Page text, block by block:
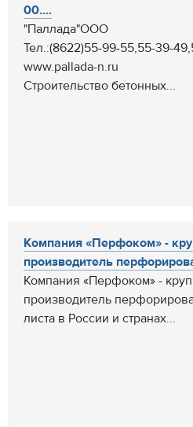
00....
"Паллада"ООО
Тел.:(8622)55-99-55,55-39-
www.pallada-n.ru
Cтроительство бетонных...
Компания «Перфоком» -
производитель
Компания «Перфоком» -
производитель
листа в России и странах...